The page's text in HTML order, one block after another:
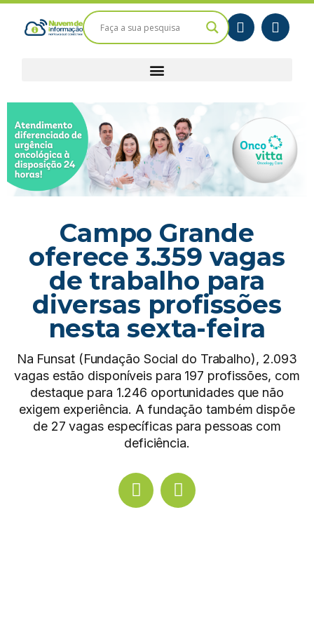
Campo Grande
oferece 3.359 vagas
de trabalho para
diversas profissões
nesta sexta-feira
Na Funsat (Fundação Social do Trabalho), 2.093
vagas estão disponíveis para 197 profissões, com
destaque para 1.246 oportunidades que não
exigem experiência. A fundação também dispõe
de 27 vagas específicas para pessoas com
deficiência.